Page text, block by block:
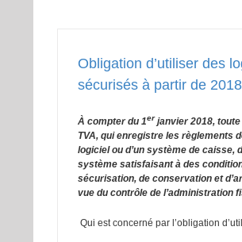
Obligation d’utiliser des
sécurisés à partir de 2018
À compter du 1er janvier 2018,
TVA, qui enregistre les règlements
logiciel ou d’un système de caisse,
système satisfaisant à des
sécurisation, de conservation et
vue du contrôle de l’administration
Qui est concerné par l’obligation